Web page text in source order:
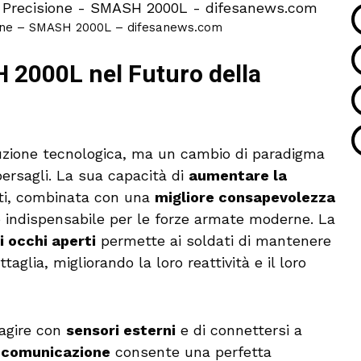
– SMASH 2000L – difesanews.com
2000L nel Futuro della
tecnologica, ma un cambio di paradigma
La sua capacità di aumentare la
combinata con una migliore consapevolezza
per le forze armate moderne. La
occhi aperti permette ai soldati di mantenere
migliorando la loro reattività e il loro
con sensori esterni e di connettersi a
comunicazione consente una perfetta